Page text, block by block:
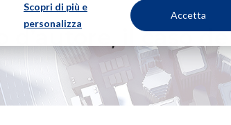
Scopri di più e
personalizza
Accetta
IL CASO DELLA NBA
d’autore, il caso